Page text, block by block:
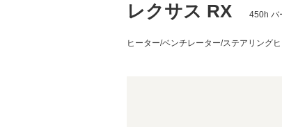
レクサス RX 450h バ
ヒーター/ベンチレーター/ステアリング